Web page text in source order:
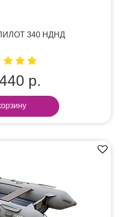
340 НДНД
р.